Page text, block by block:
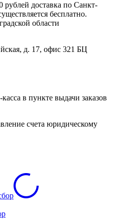
рублей доставка по Санкт-
бесплатно.
области
д. 17, офис 321 БЦ
в пункте выдачи заказов
счета юридическому